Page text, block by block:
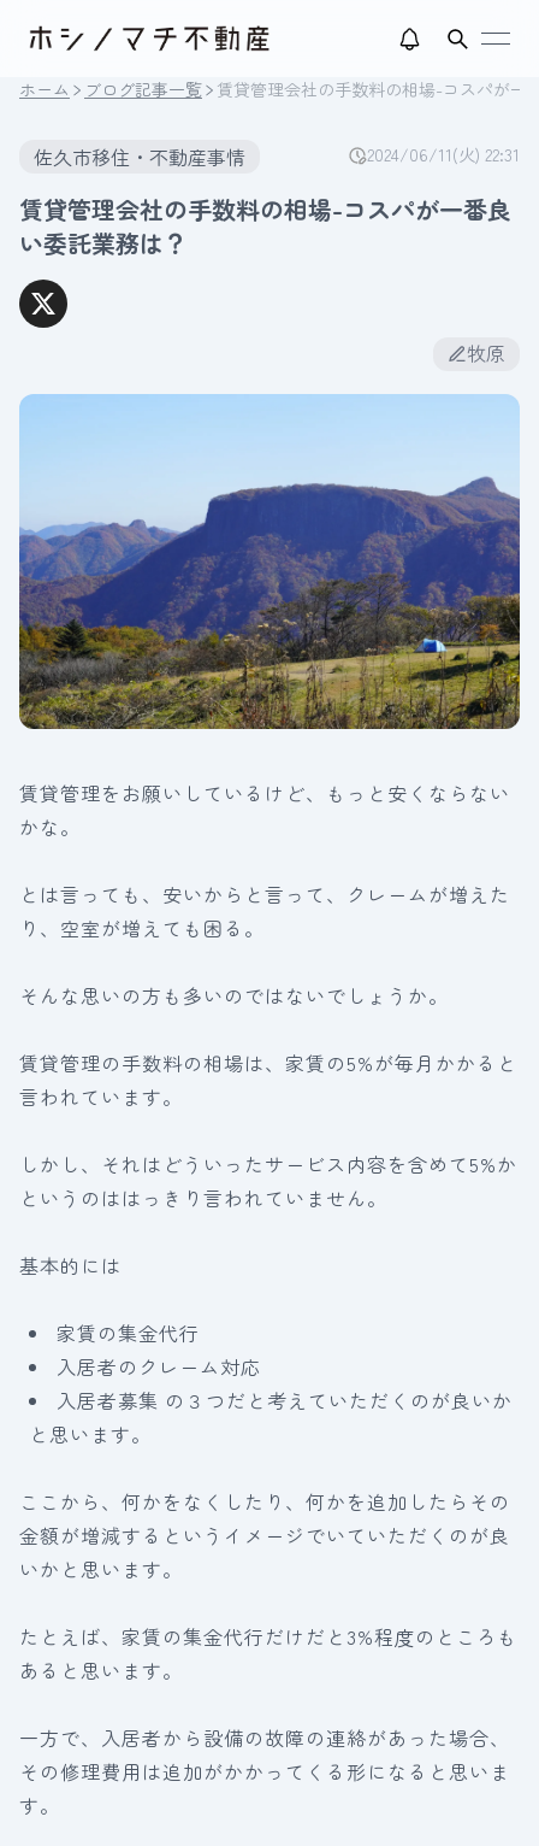
ホーム ブログ記事一覧 賃貸管理会社の手数料の相場-コスパが一
佐久市移住・不動産事情 2024/06/11(火) 22:31
賃貸管理会社の手数料の相場-コスパが一番良
い委託業務は？
牧原
賃貸管理をお願いしているけど、もっと安くならない
かな。
とは言っても、安いからと言って、クレームが増えた
り、空室が増えても困る。
そんな思いの方も多いのではないでしょうか。
賃貸管理の手数料の相場は、家賃の5%が毎月かかると
言われています。
しかし、それはどういったサービス内容を含めて5%か
というのははっきり言われていません。
基本的には
家賃の集金代行
入居者のクレーム対応
入居者募集 の３つだと考えていただくのが良いか
と思います。
ここから、何かをなくしたり、何かを追加したらその
金額が増減するというイメージでいていただくのが良
いかと思います。
たとえば、家賃の集金代行だけだと3%程度のところも
あると思います。
一方で、入居者から設備の故障の連絡があった場合、
その修理費用は追加がかかってくる形になると思いま
す。